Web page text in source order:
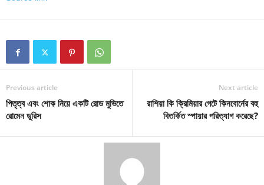
Previous article
পিতৃত্ব এবং শোক নিয়ে একটি রোড মুভিতে
রোমেন ডুরিস
Next article
রাশিয়া কি ক্রিমিয়ার গেটে কিনবোর্নের বহু
বিতর্কিত স্পায়ার পরিত্যাগ করেছে?